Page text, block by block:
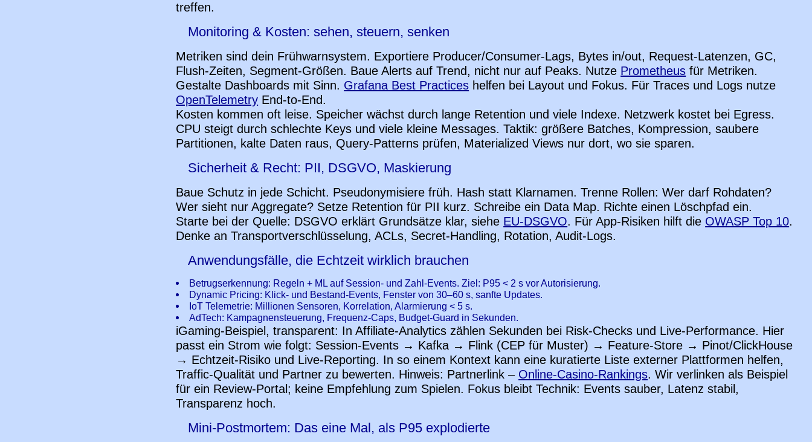
treffen.
Monitoring & Kosten: sehen, steuern, senken
Metriken sind dein Frühwarnsystem. Exportiere Producer/Consumer-Lags, Bytes in/out, Request-Latenzen, GC,
Flush-Zeiten, Segment-Größen. Baue Alerts auf Trend, nicht nur auf Peaks. Nutze Prometheus für Metriken.
Gestalte Dashboards mit Sinn. Grafana Best Practices helfen bei Layout und Fokus. Für Traces und Logs nutze
OpenTelemetry End-to-End.
Kosten kommen oft leise. Speicher wächst durch lange Retention und viele Indexe. Netzwerk kostet bei Egress.
CPU steigt durch schlechte Keys und viele kleine Messages. Taktik: größere Batches, Kompression, saubere
Partitionen, kalte Daten raus, Query-Patterns prüfen, Materialized Views nur dort, wo sie sparen.
Sicherheit & Recht: PII, DSGVO, Maskierung
Baue Schutz in jede Schicht. Pseudonymisiere früh. Hash statt Klarnamen. Trenne Rollen: Wer darf Rohdaten?
Wer sieht nur Aggregate? Setze Retention für PII kurz. Schreibe ein Data Map. Richte einen Löschpfad ein.
Starte bei der Quelle: DSGVO erklärt Grundsätze klar, siehe EU-DSGVO. Für App-Risiken hilft die OWASP Top 10.
Denke an Transportverschlüsselung, ACLs, Secret-Handling, Rotation, Audit-Logs.
Anwendungsfälle, die Echtzeit wirklich brauchen
Betrugserkennung: Regeln + ML auf Session- und Zahl-Events. Ziel: P95 < 2 s vor Autorisierung.
Dynamic Pricing: Klick- und Bestand-Events, Fenster von 30–60 s, sanfte Updates.
IoT Telemetrie: Millionen Sensoren, Korrelation, Alarmierung < 5 s.
AdTech: Kampagnensteuerung, Frequenz-Caps, Budget-Guard in Sekunden.
iGaming-Beispiel, transparent: In Affiliate-Analytics zählen Sekunden bei Risk-Checks und Live-Performance. Hier
passt ein Strom wie folgt: Session-Events → Kafka → Flink (CEP für Muster) → Feature-Store → Pinot/ClickHouse
→ Echtzeit-Risiko und Live-Reporting. In so einem Kontext kann eine kuratierte Liste externer Plattformen helfen,
Traffic-Qualität und Partner zu bewerten. Hinweis: Partnerlink – Online-Casino-Rankings. Wir verlinken als Beispiel
für ein Review-Portal; keine Empfehlung zum Spielen. Fokus bleibt Technik: Events sauber, Latenz stabil,
Transparenz hoch.
Mini-Postmortem: Das eine Mal, als P95 explodierte